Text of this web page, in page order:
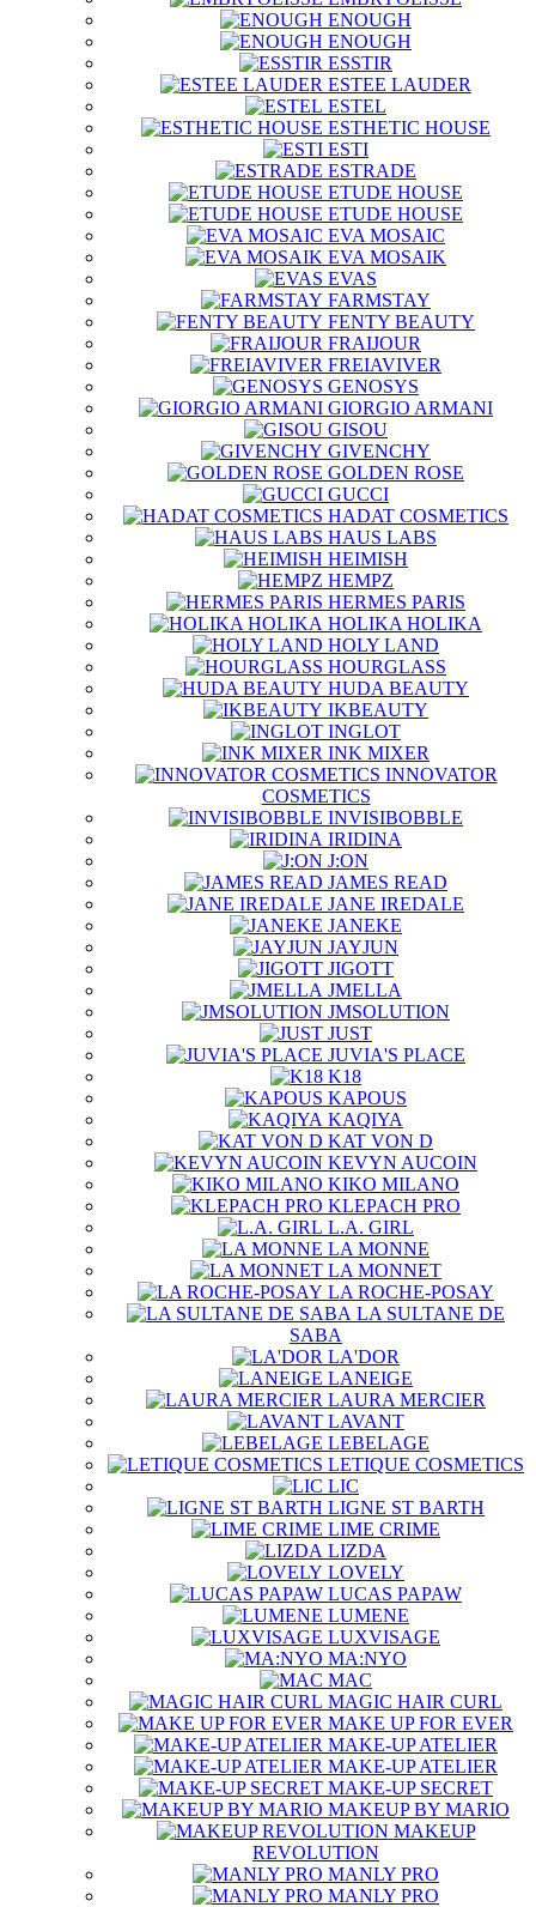
ENOUGH
ENOUGH
ESSTIR
ESTEE LAUDER
ESTEL
ESTHETIC HOUSE
ESTI
ESTRADE
ETUDE HOUSE
ETUDE HOUSE
EVA MOSAIC
EVA MOSAIK
EVAS
FARMSTAY
FENTY BEAUTY
FRAIJOUR
FREIAVIVER
GENOSYS
GIORGIO ARMANI
GISOU
GIVENCHY
GOLDEN ROSE
GUCCI
HADAT COSMETICS
HAUS LABS
HEIMISH
HEMPZ
HERMES PARIS
HOLIKA HOLIKA
HOLY LAND
HOURGLASS
HUDA BEAUTY
IKBEAUTY
INGLOT
INK MIXER
INNOVATOR
COSMETICS
INVISIBOBBLE
IRIDINA
J:ON
JAMES READ
JANE IREDALE
JANEKE
JAYJUN
JIGOTT
JMELLA
JMSOLUTION
JUST
JUVIA'S PLACE
K18
KAPOUS
KAQIYA
KAT VON D
KEVYN AUCOIN
KIKO MILANO
KLEPACH PRO
L.A. GIRL
LA MONNE
LA MONNET
LA ROCHE-POSAY
LA SULTANE DE
SABA
LA'DOR
LANEIGE
LAURA MERCIER
LAVANT
LEBELAGE
LETIQUE COSMETICS
LIC
LIGNE ST BARTH
LIME CRIME
LIZDA
LOVELY
LUCAS PAPAW
LUMENE
LUXVISAGE
MA:NYO
MAC
MAGIC HAIR CURL
MAKE UP FOR EVER
MAKE-UP ATELIER
MAKE-UP ATELIER
MAKE-UP SECRET
MAKEUP BY MARIO
MAKEUP
REVOLUTION
MANLY PRO
MANLY PRO